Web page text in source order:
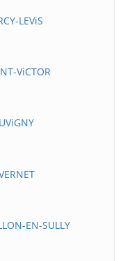
LEViS
ViCTOR
EN-SULLY